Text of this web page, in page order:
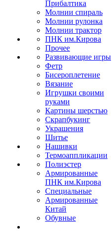
Прибалтика
Молнии спираль
Молнии рулонка
Молнии трактор
ПНК им.Кирова
Прочее
Развивающие игры
Фетр
Бисероплетение
Вязание
Игрушки своими
руками
Картины шерстью
Скрапбукинг
Украшения
Шитье
Нашивки
Термоаппликации
Полиэстер
Армированные
ПНК им.Кирова
Специальные
Армированные
Китай
Обувные